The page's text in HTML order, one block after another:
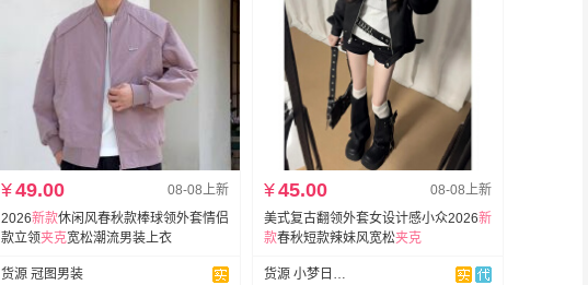
08-08上新
¥49.00
2026新款休闲风春秋款棒球领外套情侣
款立领夹克宽松潮流男装上衣
货源 冠图男装
08-08上新
¥45.00
美式复古翻领外套女设计感小众2026新
款春秋短款辣妹风宽松夹克
货源 小梦日记网批